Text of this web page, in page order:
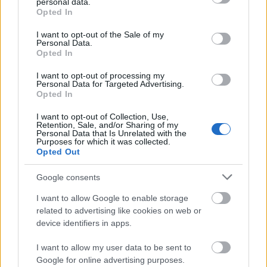
grant or deny consent to Google and its third-party tags to
use your data for below specified purposes in below Google
consent section.
Opted In
I want to opt-out of the Sale of my
Personal Data.
Opted In
I want to opt-out of processing my
Personal Data for Targeted Advertising.
Opted In
I want to opt-out of Collection, Use,
Retention, Sale, and/or Sharing of my
Personal Data that Is Unrelated with the
Purposes for which it was collected.
Opted Out
Google consents
I want to allow Google to enable storage
related to advertising like cookies on web or
device identifiers in apps.
I want to allow my user data to be sent to
Google for online advertising purposes.
RECEPT
Selymes fagylalt ropogós házi
kekszbe csukva: finom nyári desszert
2019. július 09.
Nyáron bármennyi fagyit meg tudnánk enni, és
sokan nem is kívánják a tömör, krémes, nehéz
desszerteket. Ez a fagyis süti kicsit elegánsabb...